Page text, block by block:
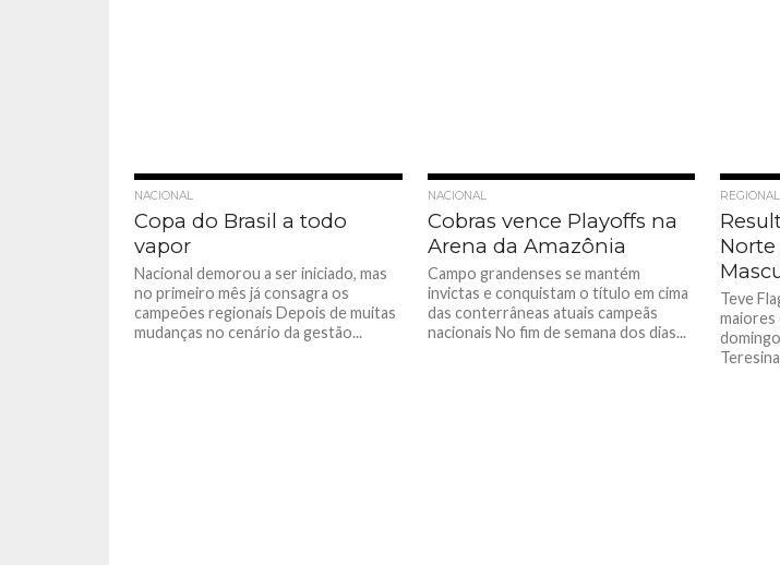
NACIONAL
Copa do Brasil a todo
vapor
Nacional demorou a ser iniciado, mas
no primeiro mês já consagra os
campeões regionais Depois de muitas
mudanças no cenário da gestão...
NACIONAL
Cobras vence Playoffs na
Arena da Amazônia
Campo grandenses se mantém
invictas e conquistam o título em cima
das conterrâneas atuais campeãs
nacionais No fim de semana dos dias...
REGIONAL
Teve